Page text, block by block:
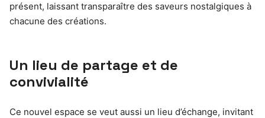
présent, laissant transparaître des saveurs nostalgiques à
chacune des créations.
Un lieu de partage et de
convivialité
Ce nouvel espace se veut aussi un lieu d’échange, invitant